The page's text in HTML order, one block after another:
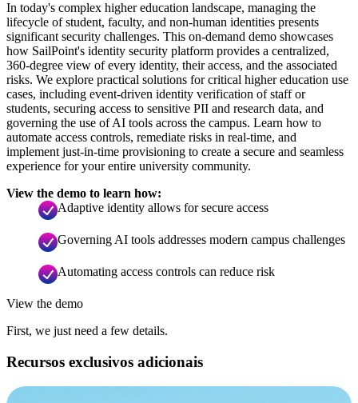
In today's complex higher education landscape, managing the
lifecycle of student, faculty, and non-human identities presents
significant security challenges. This on-demand demo showcases
how SailPoint's identity security platform provides a centralized,
360-degree view of every identity, their access, and the associated
risks. We explore practical solutions for critical higher education use
cases, including event-driven identity verification of staff or
students, securing access to sensitive PII and research data, and
governing the use of AI tools across the campus. Learn how to
automate access controls, remediate risks in real-time, and
implement just-in-time provisioning to create a secure and seamless
experience for your entire university community.
View the demo to learn how:
Adaptive identity allows for secure access
Governing AI tools addresses modern campus challenges
Automating access controls can reduce risk
View the demo
First, we just need a few details.
Recursos exclusivos adicionais